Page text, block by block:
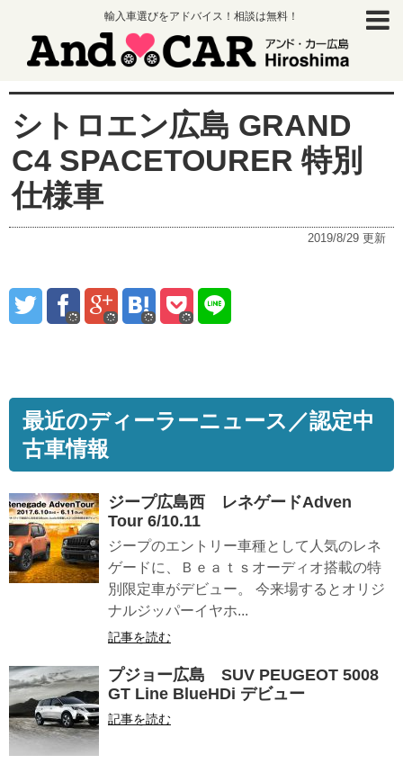
輸入車選びをアドバイス！相談は無料！
シトロエン広島 GRAND
C4 SPACETOURER 特別
仕様車
2019/8/29 更新
最近のディーラーニュース／認定中
古車情報
ジープ広島西 レネゲードAdven
Tour 6/10.11
ジープのエントリー車種として人気のレネ
ゲードに、Ｂｅａｔｓオーディオ搭載の特
別限定車がデビュー。 今来場するとオリジ
ナルジッパーイヤホ...
記事を読む
プジョー広島 SUV PEUGEOT 5008
GT Line BlueHDi デビュー
記事を読む